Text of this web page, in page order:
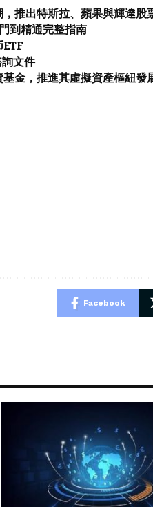
推出特斯拉、蘋果與輝達股
到精通完整指南
文件
金，推進其虛擬資產樞紐發
Facebook